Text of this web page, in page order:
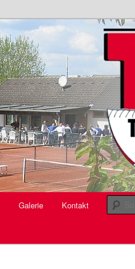
Galerie Kontakt